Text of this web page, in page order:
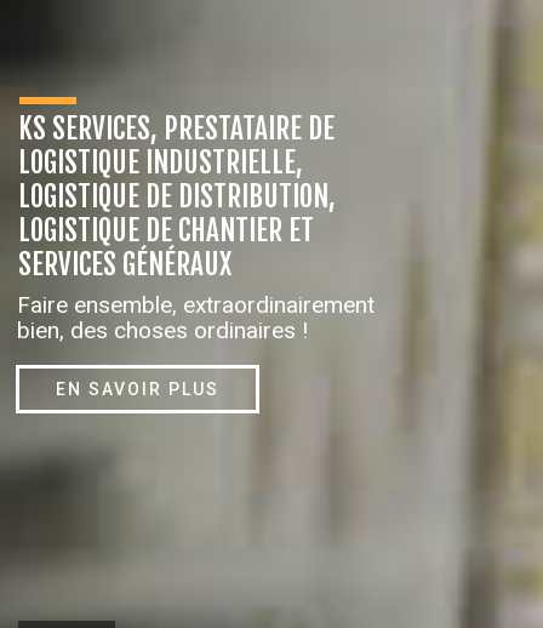
KS SERVICES, PRESTATAIRE DE
LOGISTIQUE INDUSTRIELLE,
LOGISTIQUE DE DISTRIBUTION,
LOGISTIQUE DE CHANTIER ET
SERVICES GÉNÉRAUX
Faire ensemble, extraordinairement
bien, des choses ordinaires !
EN SAVOIR PLUS